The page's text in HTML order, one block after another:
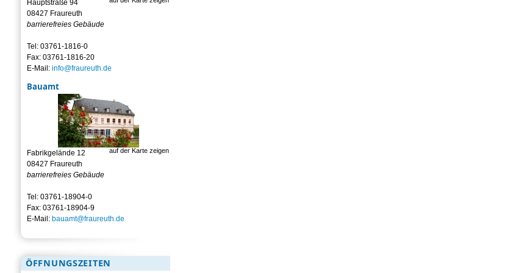
Hauptstraße 94
08427 Fraureuth
barrierefreies Gebäude
Tel: 03761-1816-0
Fax: 03761-1816-20
E-Mail: info@fraureuth.de
Bauamt
auf der Karte zeigen
Fabrikgelände 12
08427 Fraureuth
barrierefreies Gebäude
Tel: 03761-18904-0
Fax: 03761-18904-9
E-Mail: bauamt@fraureuth.de
ÖFFNUNGSZEITEN